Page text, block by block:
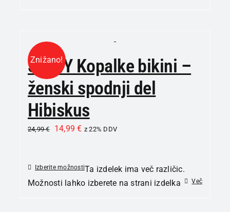
Znižano!
SKINY Kopalke bikini –
ženski spodnji del
Hibiskus
24,99€ 14,99€ z 22% DDV
Izberite možnostiTa izdelek ima več različic.
Možnosti lahko izberete na strani izdelka
Več